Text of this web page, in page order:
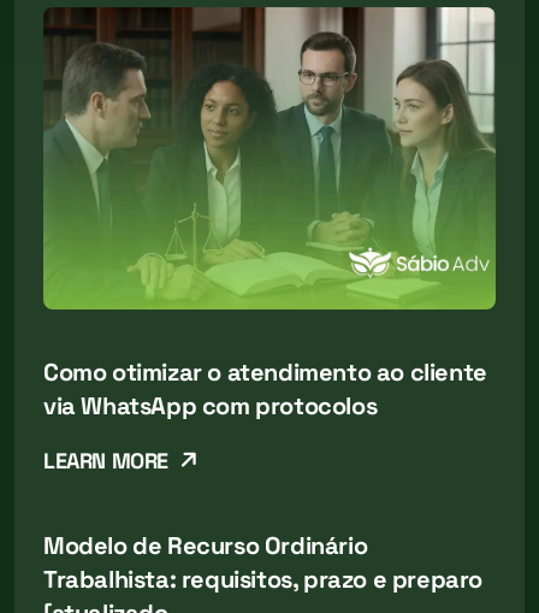
Como otimizar o atendimento ao cliente
via WhatsApp com protocolos
LEARN MORE
Modelo de Recurso Ordinário
Trabalhista: requisitos, prazo e preparo